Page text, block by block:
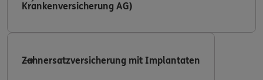
Krankenversicherung AG)
Zahnersatzversicherung mit Implantaten